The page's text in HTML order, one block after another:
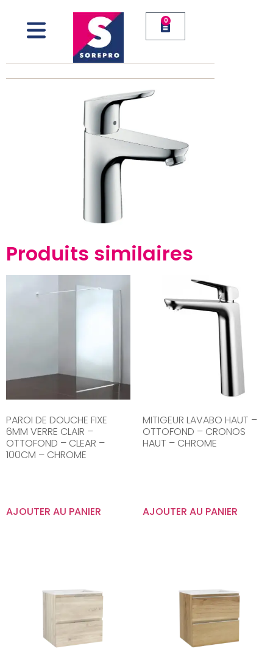
0
Produits similaires
PAROI DE DOUCHE FIXE
6MM VERRE CLAIR –
OTTOFOND – CLEAR –
100CM – CHROME
AJOUTER AU PANIER
MITIGEUR LAVABO HAUT –
OTTOFOND – CRONOS
HAUT – CHROME
AJOUTER AU PANIER